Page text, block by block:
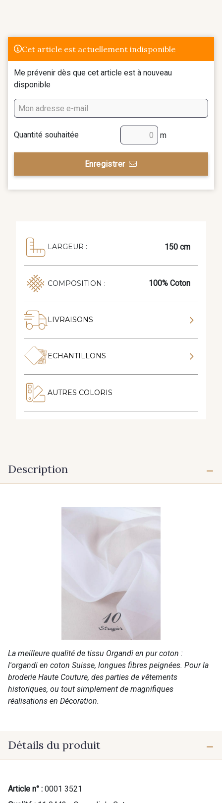
Cet article est actuellement indisponible
Me prévenir dès que cet article est à nouveau
disponible
Quantité souhaitée m
Enregistrer
LARGEUR : 150 cm
COMPOSITION : 100% Coton
LIVRAISONS
ECHANTILLONS
AUTRES COLORIS
Description
La meilleure qualité de tissu Organdi en pur coton :
l'organdi en coton Suisse, longues fibres peignées. Pour la
broderie Haute Couture, des parties de vêtements
historiques, ou tout simplement de magnifiques
réalisations en Décoration.
Détails du produit
Article n° : 0001 3521